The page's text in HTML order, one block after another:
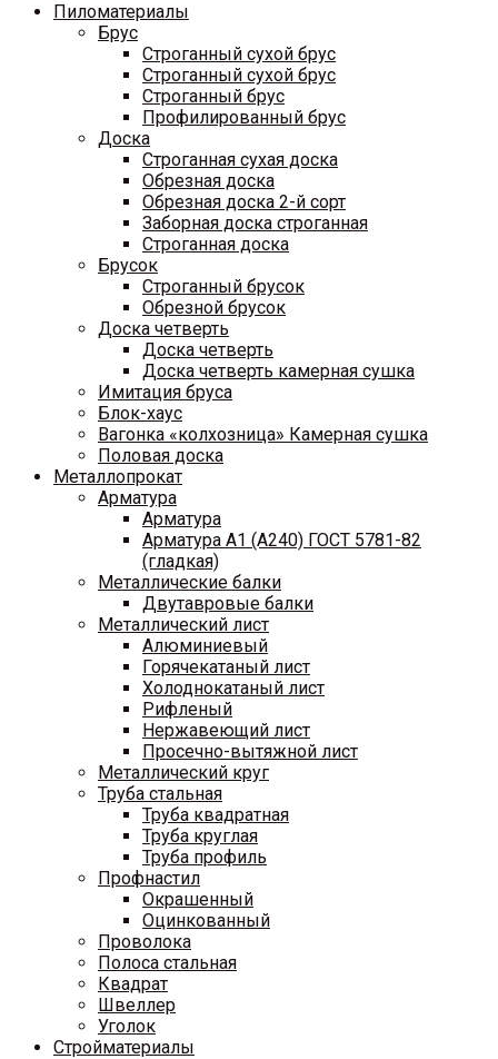
Пиломатериалы
Брус
Строганный сухой брус
Строганный сухой брус
Строганный брус
Профилированный брус
Доска
Строганная сухая доска
Обрезная доска
Обрезная доска 2-й сорт
Заборная доска строганная
Строганная доска
Брусок
Строганный брусок
Обрезной брусок
Доска четверть
Доска четверть
Доска четверть камерная сушка
Имитация бруса
Блок-хаус
Вагонка «колхозница» Камерная сушка
Половая доска
Металлопрокат
Арматура
Арматура
Арматура A1 (A240) ГОСТ 5781-82
(гладкая)
Металлические балки
Двутавровые балки
Металлический лист
Алюминиевый
Горячекатаный лист
Холоднокатаный лист
Рифленый
Нержавеющий лист
Просечно-вытяжной лист
Металлический круг
Труба стальная
Труба квадратная
Труба круглая
Труба профиль
Профнастил
Окрашенный
Оцинкованный
Проволока
Полоса стальная
Квадрат
Швеллер
Уголок
Стройматериалы